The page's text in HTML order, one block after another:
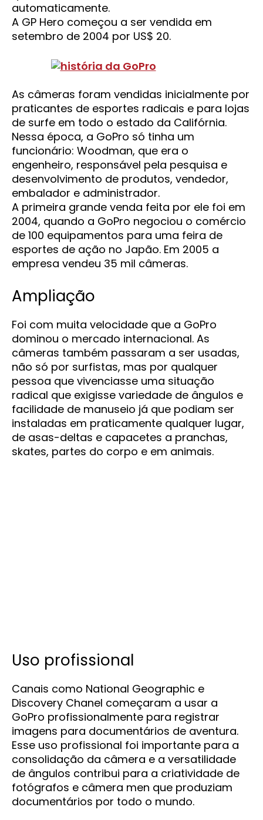
automaticamente.
A GP Hero começou a ser vendida em
setembro de 2004 por US$ 20.
As câmeras foram vendidas inicialmente por
praticantes de esportes radicais e para lojas
de surfe em todo o estado da Califórnia.
Nessa época, a GoPro só tinha um
funcionário: Woodman, que era o
engenheiro, responsável pela pesquisa e
desenvolvimento de produtos, vendedor,
embalador e administrador.
A primeira grande venda feita por ele foi em
2004, quando a GoPro negociou o comércio
de 100 equipamentos para uma feira de
esportes de ação no Japão. Em 2005 a
empresa vendeu 35 mil câmeras.
Ampliação
Foi com muita velocidade que a GoPro
dominou o mercado internacional. As
câmeras também passaram a ser usadas,
não só por surfistas, mas por qualquer
pessoa que vivenciasse uma situação
radical que exigisse variedade de ângulos e
facilidade de manuseio já que podiam ser
instaladas em praticamente qualquer lugar,
de asas-deltas e capacetes a pranchas,
skates, partes do corpo e em animais.
Uso profissional
Canais como National Geographic e
Discovery Chanel começaram a usar a
GoPro profissionalmente para registrar
imagens para documentários de aventura.
Esse uso profissional foi importante para a
consolidação da câmera e a versatilidade
de ângulos contribui para a criatividade de
fotógrafos e câmera men que produziam
documentários por todo o mundo.